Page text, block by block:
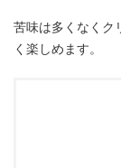
苦味は多くなくク
く楽しめます。